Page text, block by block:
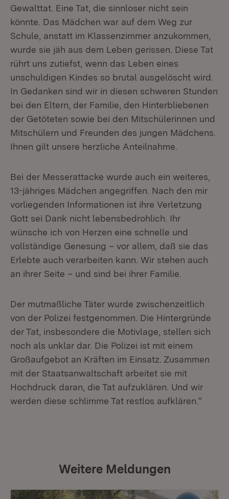
Gewalttat. Eine Tat, die sinnloser nicht sein
könnte. Das Mädchen war auf dem Weg zur
Schule, anstatt im Klassenzimmer anzukommen,
wurde sie jäh aus dem Leben gerissen. Diese Tat
rührt uns zutiefst, wenn das Leben eines
unschuldigen Kindes so brutal ausgelöscht wird.
In Gedanken sind wir in diesen schweren Stunden
bei den Eltern, der Familie, den Hinterbliebenen
der Getöteten sowie bei den Mitschülerinnen und
Mitschülern und Freunden des jungen Mädchens.
Ihnen gilt unsere herzliche Anteilnahme.
Bei der Messerattacke wurde auch ein weiteres,
13-jähriges Mädchen angegriffen. Nach den mir
vorliegenden Informationen ist ihre Verletzung
Gott sei Dank nicht lebensbedrohlich. Ihr
wünsche ich von Herzen eine schnelle und
vollständige Genesung – vor allem, daß sie das
Erlebte auch verarbeiten kann. Wir stehen auch
an ihrer Seite – und sind bei ihrer Familie.
Der mutmaßliche Täter wurde zwischenzeitlich
von der Polizei festgenommen. Die Hintergründe
der Tat, insbesondere die Motivlage, stellen sich
noch als unklar dar. Die Polizei ist mit einem
Großaufgebot an Kräften im Einsatz. Zusammen
mit der Staatsanwaltschaft arbeitet sie mit
Hochdruck daran, die Tat aufzuklären. Und wir
werden diese schlimme Tat restlos aufklären.“
Weitere Meldungen